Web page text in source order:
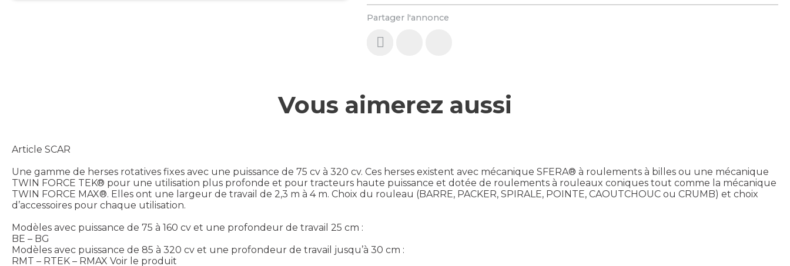
Partager l'annonce
Vous aimerez aussi
Article SCAR
Une gamme de herses rotatives fixes avec une puissance de 75 cv à 320 cv. Ces herses existent avec mécanique SFERA® à roulements à billes ou une mécanique
TWIN FORCE TEK® pour une utilisation plus profonde et pour tracteurs haute puissance et dotée de roulements à rouleaux coniques tout comme la mécanique
TWIN FORCE MAX®. Elles ont une largeur de travail de 2,3 m à 4 m. Choix du rouleau (BARRE, PACKER, SPIRALE, POINTE, CAOUTCHOUC ou CRUMB) et choix
d’accessoires pour chaque utilisation.
Modèles avec puissance de 75 à 160 cv et une profondeur de travail 25 cm :
BE – BG
Modèles avec puissance de 85 à 320 cv et une profondeur de travail jusqu’à 30 cm :
RMT – RTEK – RMAX Voir le produit